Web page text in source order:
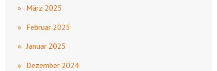
März 2025
Februar 2025
Januar 2025
Dezember 2024